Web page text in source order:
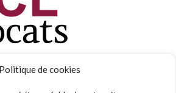
Politique de cookies
75